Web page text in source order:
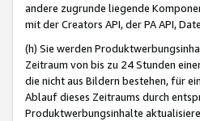
andere zugrunde liegende
mit der Creators API, der PA API,
(h) Sie werden
Zeitraum von bis zu 24 Stunden
die nicht aus Bildern bestehen, für
Ablauf dieses Zeitraums durch
Produktwerbungsinhalte